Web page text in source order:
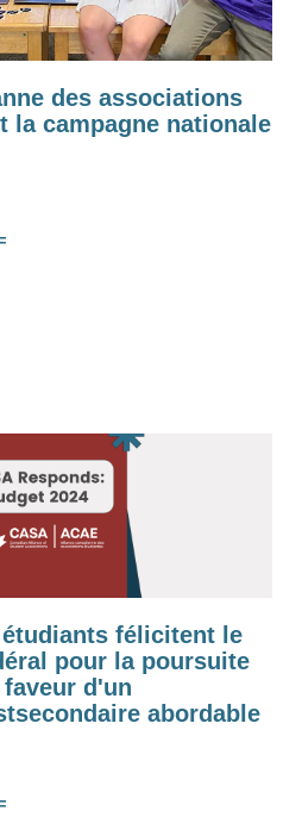
des associations
la campagne nationale
félicitent le
pour la poursuite
d'un
abordable